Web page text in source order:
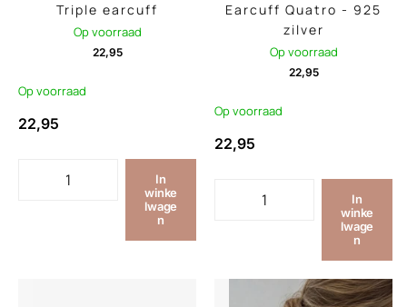
Triple earcuff
Op voorraad
22,95
Op voorraad
22,95
In
winke
lwage
n
Earcuff Quatro - 925
zilver
Op voorraad
22,95
Op voorraad
22,95
In
winke
lwage
n